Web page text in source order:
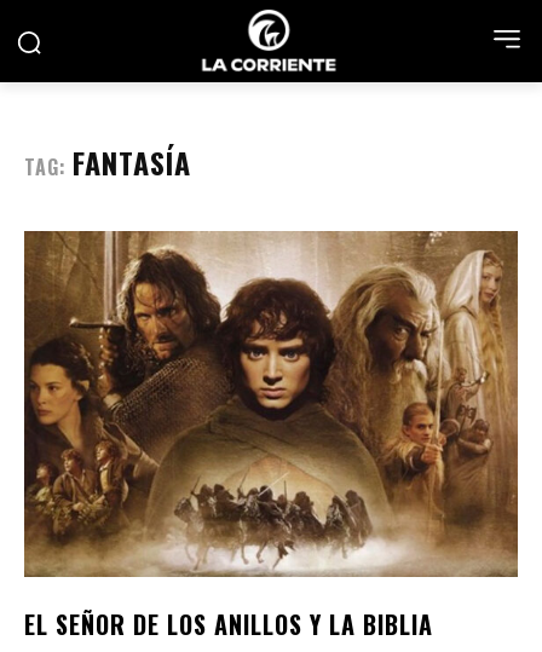
TAG: FANTASÍA
EL SEÑOR DE LOS ANILLOS Y LA BIBLIA